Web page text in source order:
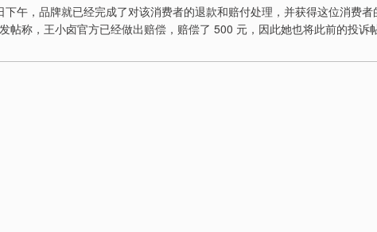
午，品牌就已经完成了对该消费者的退款和赔付处理，并获得这位消费
帖称，王小卤官方已经做出赔偿，赔偿了 500 元，因此她也将此前的投诉